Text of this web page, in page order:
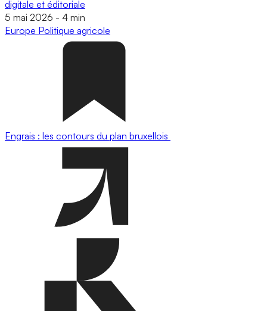
digitale et éditoriale
5 mai 2026 - 4 min
Europe Politique agricole
Engrais : les contours du plan bruxellois